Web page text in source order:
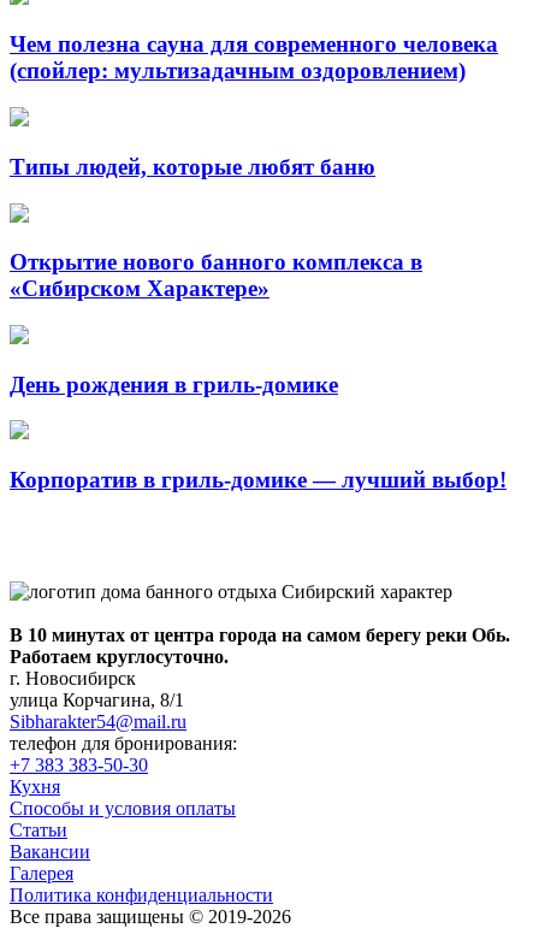
Чем полезна сауна для современного человека
(спойлер: мультизадачным оздоровлением)
Типы людей, которые любят баню
Открытие нового банного комплекса в
«Сибирском Характере»
День рождения в гриль-домике
Корпоратив в гриль-домике — лучший выбор!
В 10 минутах от центра города на самом берегу реки Обь.
Работаем круглосуточно.
г. Новосибирск
улица Корчагина, 8/1
Sibharakter54@mail.ru
телефон для бронирования:
+7 383 383-50-30
Кухня
Способы и условия оплаты
Статьи
Вакансии
Галерея
Политика конфиденциальности
Все права защищены © 2019-2026